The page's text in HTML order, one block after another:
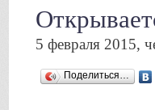
5 февраля 2015,
Поделиться…